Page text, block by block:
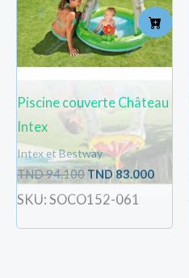
Piscine couverte Château
Intex
Intex et Bestway
TND94.100
94.100.
TND 83.000
83.000.
SKU: SOCO152-061